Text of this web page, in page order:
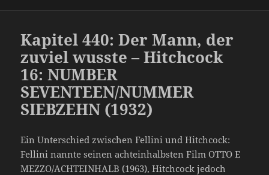
Kapitel 440: Der Mann, der
zuviel wusste – Hitchcock
16: NUMBER
SEVENTEEN/NUMMER
SIEBZEHN (1932)
Ein Unterschied zwischen Fellini und Hitchcock:
Fellini nannte seinen achteinhalbsten Film OTTO E
MEZZO/ACHTEINHALB (1963), Hitchcock jedoch